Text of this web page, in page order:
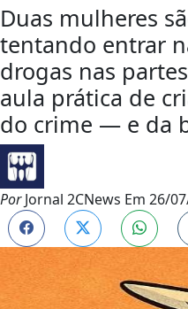
Duas mulheres
tentando entrar
drogas nas
aula prática de
do crime — e da
PorJornal 2CNews Em 26/